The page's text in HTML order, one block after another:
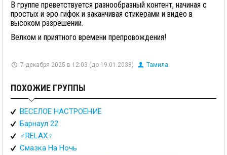
В группе преветствуется разнообразный контент, начиная с
простых и эро гифок и заканчивая стикерами и видео в
высоком разрешении.
Велком и приятного времени препровождения!
7 декабря 2025 в 12:03 (до 19.01.2038) Тамила
ПОХОЖИЕ ГРУППЫ
ВЕСЕЛОЕ НАСТРОЕНИЕ
Барнаул 22
♂️RELAX♀️
Смазка На Ночь